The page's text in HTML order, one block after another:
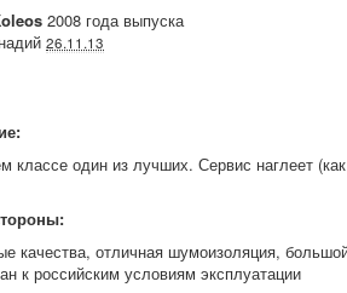
2008 года выпуска
26.11.13
классе один из лучших. Сервис наглеет
качества, отличная шумоизоляция,
к российским условиям эксплуатации